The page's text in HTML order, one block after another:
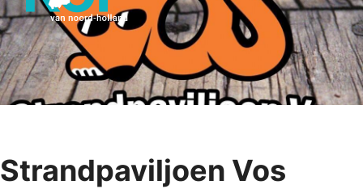
Strandpaviljoen Vos